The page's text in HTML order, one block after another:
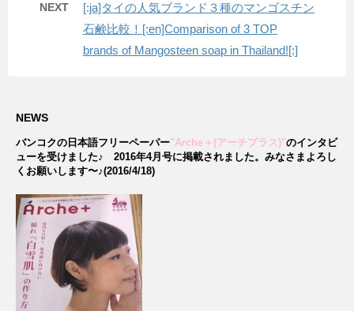
NEXT
[:ja]タイの人気ブランド３種のマンゴスチン
石鹸比較！[:en]Comparison of 3 TOP
brands of Mangosteen soap in Thailand![:]
NEWS
バンコクの日本語フリーペーパー"Arche＋(アーチプラス)"のインタビ
ューを受けました♪ 2016年4月号に掲載されました。みなさまよろし
くお願いします〜♪(2016/4/18)